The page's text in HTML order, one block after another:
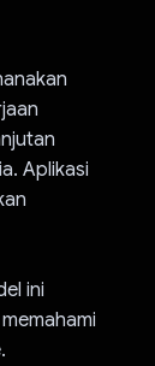
Aplikasi
ini